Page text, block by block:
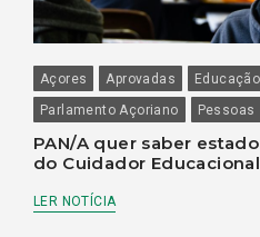
Açores Aprovadas Educação
Parlamento Açoriano
Pessoas
PAN/A quer saber
do Cuidador Educacional
LER NOTÍCIA